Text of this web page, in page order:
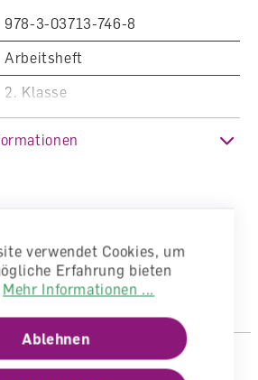
978-3-03713-746-8
Arbeitsheft
2. Klasse
Autorenteam
132
Geheftet
aus der
verwendet Cookies, um
Erfahrung bieten
Mehr Informationen ...
Ablehnen